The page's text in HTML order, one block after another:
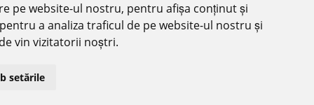
pe website-ul nostru, pentru afișa conținut și
a analiza traficul de pe website-ul nostru și
vin vizitatorii noștri.
setările
521